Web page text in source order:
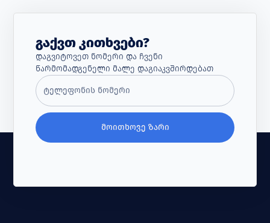
Გაქვთ Კითხვები?
Დაგვიტოვეთ Ნომერი Და Ჩვენი
Წარმომადგენელი Მალე Დაგიაკვშირდებათ
ᲛᲝᲘᲗᲮᲝᲕᲔ ᲖᲐᲠᲘ